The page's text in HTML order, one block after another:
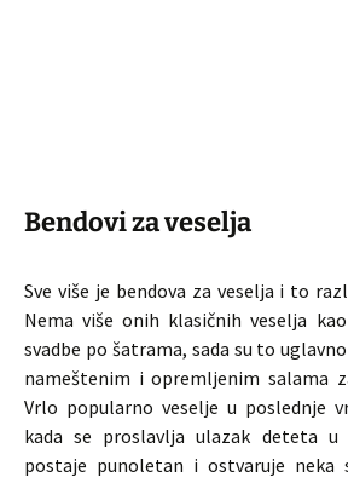
Bendovi za veselja
Sve više je bendova za veselja i to
Nema više onih klasičnih veselja
svadbe po šatrama, sada su to
nameštenim i opremljenim salama
Vrlo popularno veselje u poslednje
kada se proslavlja ulazak deteta u
postaje punoletan i ostvaruje neka